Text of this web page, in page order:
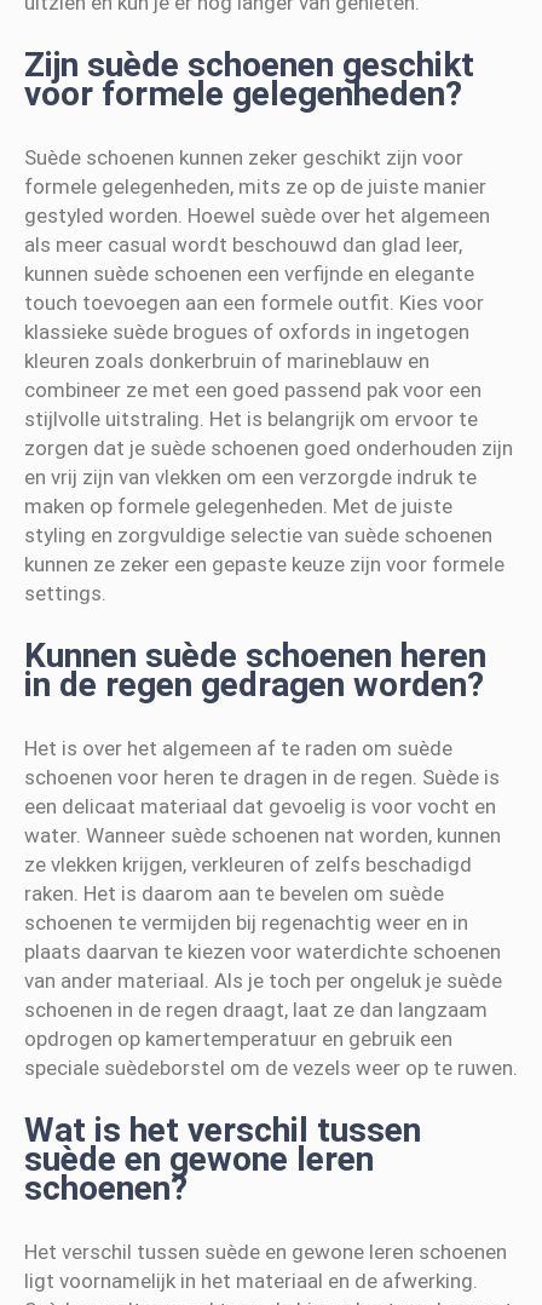
Zijn suède schoenen geschikt
voor formele gelegenheden?
Suède schoenen kunnen zeker geschikt zijn voor
formele gelegenheden, mits ze op de juiste manier
gestyled worden. Hoewel suède over het algemeen
als meer casual wordt beschouwd dan glad leer,
kunnen suède schoenen een verfijnde en elegante
touch toevoegen aan een formele outfit. Kies voor
klassieke suède brogues of oxfords in ingetogen
kleuren zoals donkerbruin of marineblauw en
combineer ze met een goed passend pak voor een
stijlvolle uitstraling. Het is belangrijk om ervoor te
zorgen dat je suède schoenen goed onderhouden zijn
en vrij zijn van vlekken om een verzorgde indruk te
maken op formele gelegenheden. Met de juiste
styling en zorgvuldige selectie van suède schoenen
kunnen ze zeker een gepaste keuze zijn voor formele
settings.
Kunnen suède schoenen heren
in de regen gedragen worden?
Het is over het algemeen af te raden om suède
schoenen voor heren te dragen in de regen. Suède is
een delicaat materiaal dat gevoelig is voor vocht en
water. Wanneer suède schoenen nat worden, kunnen
ze vlekken krijgen, verkleuren of zelfs beschadigd
raken. Het is daarom aan te bevelen om suède
schoenen te vermijden bij regenachtig weer en in
plaats daarvan te kiezen voor waterdichte schoenen
van ander materiaal. Als je toch per ongeluk je suède
schoenen in de regen draagt, laat ze dan langzaam
opdrogen op kamertemperatuur en gebruik een
speciale suèdeborstel om de vezels weer op te ruwen.
Wat is het verschil tussen
suède en gewone leren
schoenen?
Het verschil tussen suède en gewone leren schoenen
ligt voornamelijk in het materiaal en de afwerking.